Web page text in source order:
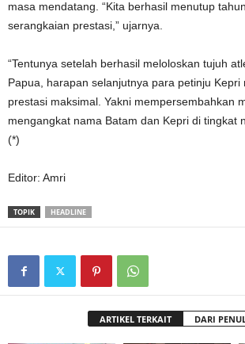
masa mendatang. “Kita berhasil menutup
serangkaian prestasi,” ujarnya.
“Tentunya setelah berhasil meloloskan tujuh
Papua, harapan selanjutnya para petinju Kepri
prestasi maksimal. Yakni mempersembahkan
mengangkat nama Batam dan Kepri di tingkat
(*)
Editor: Amri
TOPIK HEADLINE
ARTIKEL TERKAIT DARI